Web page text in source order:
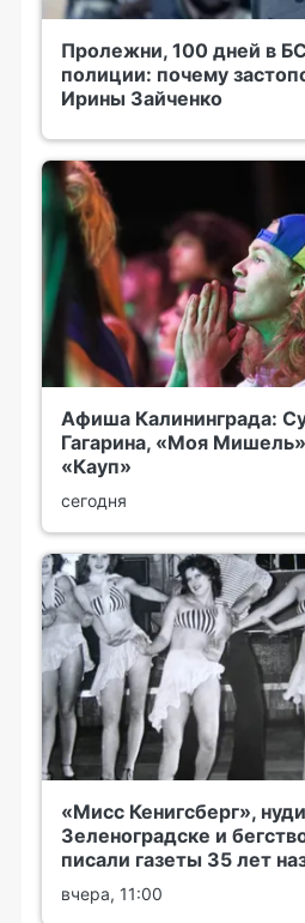
Пролежни, 100 дней в
полиции: почему
Ирины Зайченко
Афиша Калининграда:
Гагарина, «Моя
«Кауп»
сегодня
«Мисс Кенигсберг»,
Зеленоградске и
писали газеты 35 лет
вчера, 11:00